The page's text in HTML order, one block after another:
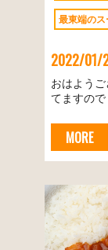
最東端の
2022/
おはよう
てますの
MORE